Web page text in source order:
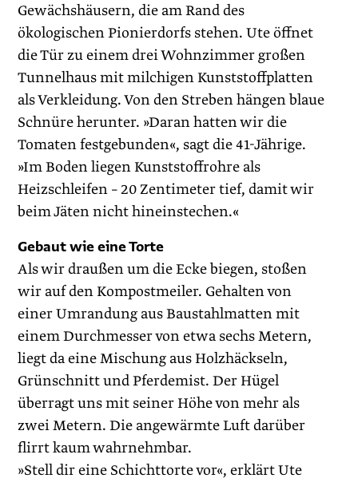
Gewächshäusern, die am Rand des
ökologischen Pionierdorfs stehen. Ute öffnet
die Tür zu einem drei Wohnzimmer großen
Tunnelhaus mit milchigen Kunststoffplatten
als Verkleidung. Von den Streben hängen blaue
Schnüre herunter. »Daran hatten wir die
Tomaten festgebunden«, sagt die 41-Jährige.
»Im Boden liegen Kunststoffrohre als
Heizschleifen – 20 Zentimeter tief, damit wir
beim Jäten nicht hineinstechen.«
Gebaut wie eine Torte
Als wir draußen um die Ecke biegen, stoßen
wir auf den Kompostmeiler. Gehalten von
einer Umrandung aus Baustahlmatten mit
einem Durchmesser von etwa sechs Metern,
liegt da eine Mischung aus Holzhäckseln,
Grünschnitt und Pferdemist. Der Hügel
überragt uns mit seiner Höhe von mehr als
zwei Metern. Die angewärmte Luft darüber
flirrt kaum wahrnehmbar.
»Stell dir eine Schichttorte vor«, erklärt Ute